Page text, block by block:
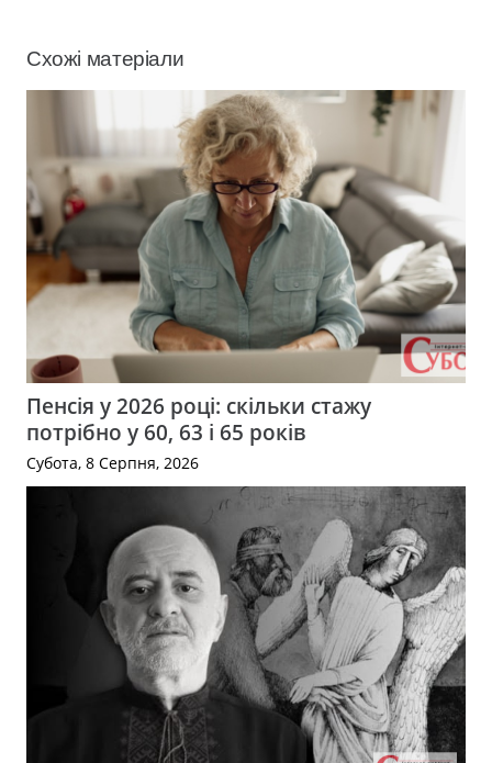
Схожі матеріали
Пенсія у 2026 році: скільки стажу
потрібно у 60, 63 і 65 років
Субота, 8 Серпня, 2026